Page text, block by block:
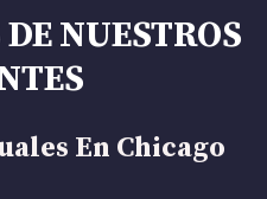
NUESTROS
En Chicago